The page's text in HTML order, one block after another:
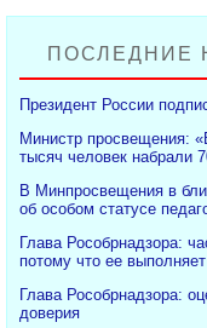
ПОСЛЕДНИЕ
Президент России
Министр просвещения:
тысяч человек набрали
В Минпросвещения в
об особом статусе
Глава Рособрнадзора:
потому что ее
Глава Рособрнадзора:
доверия